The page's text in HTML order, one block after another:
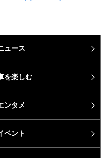
ュース
を楽しむ
ンタメ
ベント